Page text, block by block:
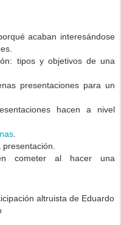
acaban interesándose
tipos y objetivos de una
presentaciones para un
hacen a nivel
cometer al hacer una
altruista de Eduardo